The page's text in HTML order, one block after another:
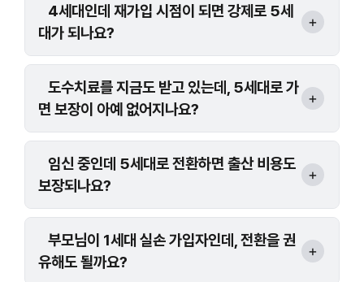
4세대인데 재가입 시점이 되면 강제로 5세
대가 되나요?
도수치료를 지금도 받고 있는데, 5세대로 가
면 보장이 아예 없어지나요?
임신 중인데 5세대로 전환하면 출산 비용도
보장되나요?
부모님이 1세대 실손 가입자인데, 전환을 권
유해도 될까요?